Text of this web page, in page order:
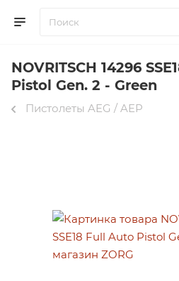
NOVRITSCH 14296
Pistol Gen. 2 - Green
Пистолеты AEG / AEP